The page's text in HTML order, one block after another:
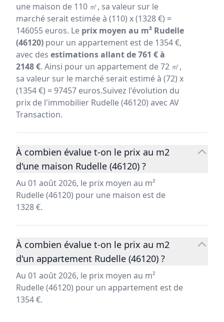
une maison de 110 ㎡, sa valeur sur le
marché serait estimée à (110) x (1328 €) =
146055 euros. Le prix moyen au m² Rudelle
(46120) pour un appartement est de 1354 €,
avec des estimations allant de 761 € à
2148 €. Ainsi pour un appartement de 72 ㎡,
sa valeur sur le marché serait estimé à (72) x
(1354 €) = 97457 euros.Suivez l'évolution du
prix de l'immobilier Rudelle (46120) avec AV
Transaction.
À combien évalue t-on le prix au m2
d'une maison Rudelle (46120) ?
Au 01 août 2026, le prix moyen au m²
Rudelle (46120) pour une maison est de
1328 €.
À combien évalue t-on le prix au m2
d'un appartement Rudelle (46120) ?
Au 01 août 2026, le prix moyen au m²
Rudelle (46120) pour un appartement est de
1354 €.